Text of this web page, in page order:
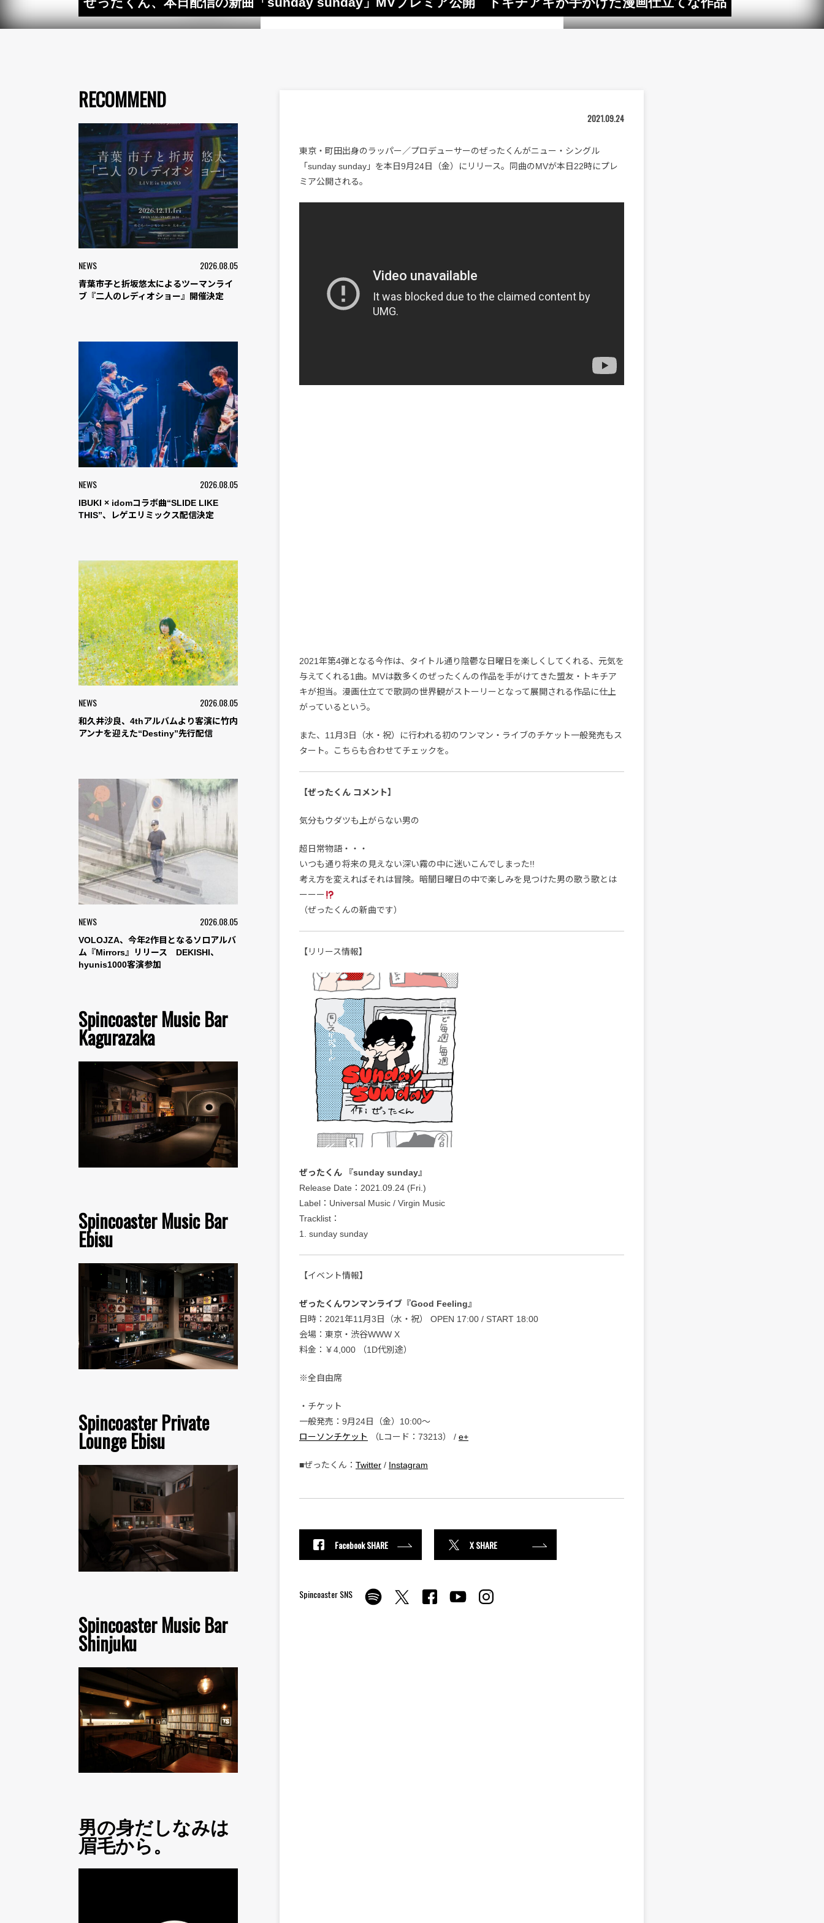
RECOMMEND
NEWS 2026.08.05
青葉市子と折坂悠太によるツーマンライ
ブ『二人のレディオショー』開催決定
NEWS 2026.08.05
IBUKI × idomコラボ曲“SLIDE LIKE
THIS”、レゲエリミックス配信決定
NEWS 2026.08.05
和久井沙良、4thアルバムより客演に竹内
アンナを迎えた“Destiny”先行配信
NEWS 2026.08.05
VOLOJZA、今年2作目となるソロアルバ
ム『Mirrors』リリース DEKISHI、
hyunis1000客演参加
Spincoaster Music Bar
Kagurazaka
Spincoaster Music Bar
Ebisu
Spincoaster Private
Lounge Ebisu
Spincoaster Music Bar
Shinjuku
男の身だしなみは
眉毛から。
2021.09.24
東京・町田出身のラッパー／プロデューサーのぜったくんがニュー・シングル
「sunday sunday」を本日9月24日（金）にリリース。同曲のMVが本日22時にプレ
ミア公開される。
2021年第4弾となる今作は、タイトル通り陰鬱な日曜日を楽しくしてくれる、元気を
与えてくれる1曲。MVは数多くのぜったくんの作品を手がけてきた盟友・トキチア
キが担当。漫画仕立てで歌詞の世界観がストーリーとなって展開される作品に仕上
がっているという。
また、11月3日（水・祝）に行われる初のワンマン・ライブのチケット一般発売もス
タート。こちらも合わせてチェックを。
【ぜったくん コメント】
気分もウダツも上がらない男の
超日常物語・・・
いつも通り将来の見えない深い霧の中に迷いこんでしまった!!
考え方を変えればそれは冒険。暗闇日曜日の中で楽しみを見つけた男の歌う歌とは
ーーー
（ぜったくんの新曲です）
【リリース情報】
ぜったくん 『sunday sunday』
Release Date：2021.09.24 (Fri.)
Label：Universal Music / Virgin Music
Tracklist：
1. sunday sunday
【イベント情報】
ぜったくんワンマンライブ『Good Feeling』
日時：2021年11月3日（水・祝） OPEN 17:00 / START 18:00
会場：東京・渋谷WWW X
料金：￥4,000 （1D代別途）
※全自由席
・チケット
一般発売：9月24日（金）10:00〜
ローソンチケット
（Lコード：73213） / e+
■ぜったくん： Twitter / Instagram
Facebook SHARE X SHARE
Spincoaster SNS